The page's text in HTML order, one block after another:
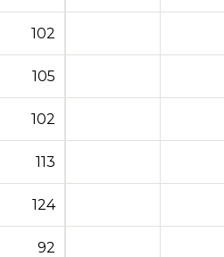
102
105
102
113
124
92